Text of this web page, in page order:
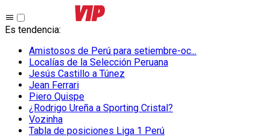
Es tendencia:
Amistosos de Perú para setiembre-oc...
Localías de la Selección Peruana
Jesús Castillo a Túnez
Jean Ferrari
Piero Quispe
¿Rodrigo Ureña a Sporting Cristal?
Vozinha
Tabla de posiciones Liga 1 Perú